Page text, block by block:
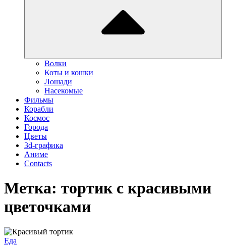
Волки
Коты и кошки
Лошади
Насекомые
Фильмы
Корабли
Космос
Города
Цветы
3d-графика
Аниме
Contacts
Метка: тортик с красивыми
цветочками
Красивое
Еда